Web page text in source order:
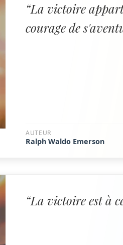
“La victoire
courage de
AUTEUR
Ralph Waldo Emerson
“La victoire est à